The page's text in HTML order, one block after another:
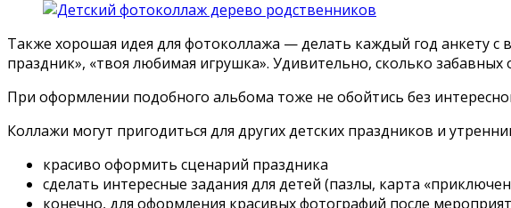
Также хорошая идея для фотоколлажа — делать каждый год анкету
праздник», «твоя любимая игрушка». Удивительно, сколько
При оформлении подобного альбома тоже не обойтись без
Коллажи могут пригодиться для других детских праздников и
красиво оформить сценарий праздника
сделать интересные задания для детей (пазлы, карта
конечно, для оформления красивых фотографий после